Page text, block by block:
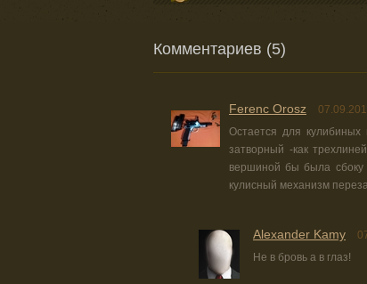
Комментариев (5)
Ferenc Orosz
Остается для
затворный -как
вершиной бы была сбоку
кулисный механизм
Alexander Kamy
Не в бровь а в глаз!